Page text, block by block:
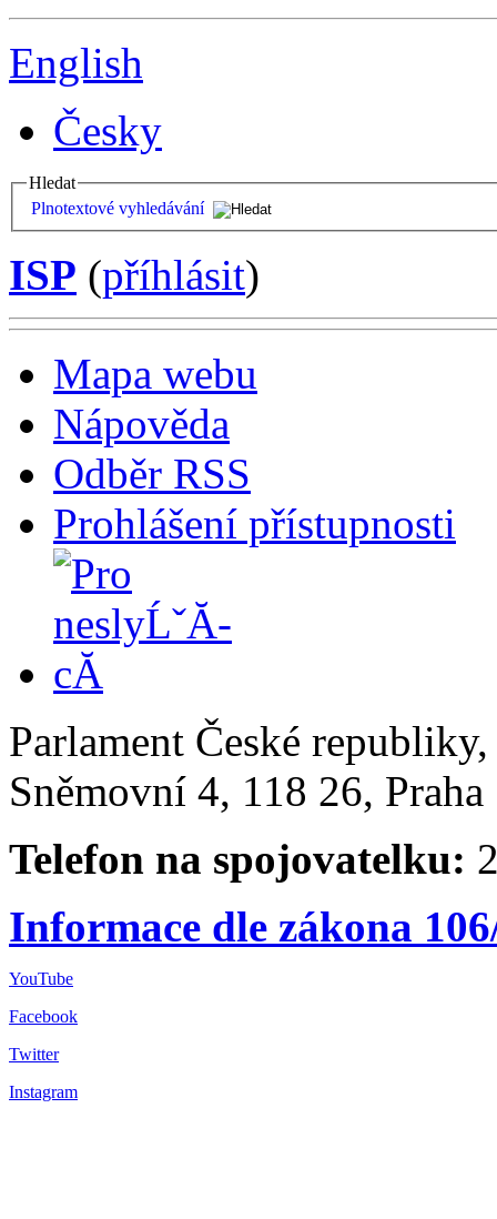
English
Česky
Hledat
Plnotextové vyhledávání
ISP (příhlásit)
Mapa webu
Nápověda
Odběr RSS
Prohlášení přístupnosti
Parlament České
Sněmovní 4, 118 26,
Telefon na spojovatelku:
Informace dle zákona
YouTube
Facebook
Twitter
Instagram